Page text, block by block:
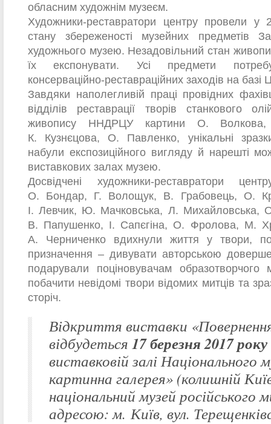
обласним художнім музеєм.
Художники-реставратори центру провели у
стану збереженості музейних предметів
художнього музею. Незадовільний стан
їх експонувати. Усі предмети
консерваційно-реставраційних заходів на базі
Завдяки наполегливій праці провідних
відділів реставрації творів станкового
живопису ННДРЦУ картини О. Волкова,
К. Кузнєцова, О. Павленко, унікальні
набули експозиційного вигляду й нарешті
виставкових залах музею.
Досвідчені художники-реставратори
О. Бондар, Г. Волощук, В. Грабовець, О.
І. Левчик, Ю. Мачковська, Л. Михайловська,
В. Папушенко, І. Сапєгіна, О. Фролова, М.
А. Черниченко вдихнули життя у твори,
призначення – дивувати авторською
подарували поціновувачам образотворчого
побачити невідомі твори відомих митців та
сторіч.
Відкриття виставки
відбудеться 17 березня 2017
виставковій залі Національного
картинна галерея» (колишній
національний музей російського
адресою: м. Київ, вул.